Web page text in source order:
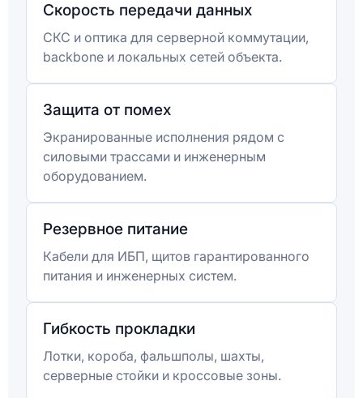
Скорость передачи данных
СКС и оптика для серверной коммутации,
backbone и локальных сетей объекта.
Защита от помех
Экранированные исполнения рядом с
силовыми трассами и инженерным
оборудованием.
Резервное питание
Кабели для ИБП, щитов гарантированного
питания и инженерных систем.
Гибкость прокладки
Лотки, короба, фальшполы, шахты,
серверные стойки и кроссовые зоны.